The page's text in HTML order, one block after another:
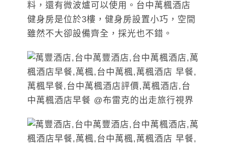
料，還有微波爐可以使用。台中萬楓酒店
健身房是位於3樓，健身房設置小巧，空間
雖然不大卻設備齊全，採光也不錯。